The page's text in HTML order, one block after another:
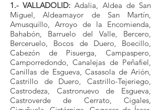
1.- VALLADOLID: Adalia, Aldea de San
Miguel, Aldeamayor de San Martín,
Amusquillo, Arroyo de la Encomienda,
Bahabón, Barruelo del Valle, Bercero,
Berceruelo, Bocos de Duero, Boecillo,
Cabezón de Pisuerga, Campaspero,
Camporredondo, Canalejas de Peñafiel,
Canillas de Esgueva, Casasola de Arión,
Castrillo de Duero, Castrillo-Tejeriego,
Castrodeza, Castronuevo de Esgueva,
Castroverde de Cerrato, Cigales,